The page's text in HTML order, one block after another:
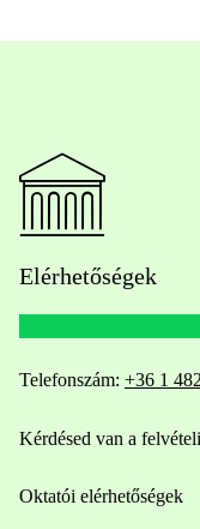
Elérhetőségek
Telefonszám: +36 1
Kérdésed van a
Oktatói elérhetőségek